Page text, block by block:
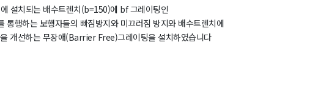
설치되는 배수트렌치(b=150)에 bf 그레이팅인
행하는 보행자들의 빠짐방지와 미끄러짐 방지와 배수트렌치에
개선하는 무장애(Barrier Free)그레이팅을 설치하였습니다